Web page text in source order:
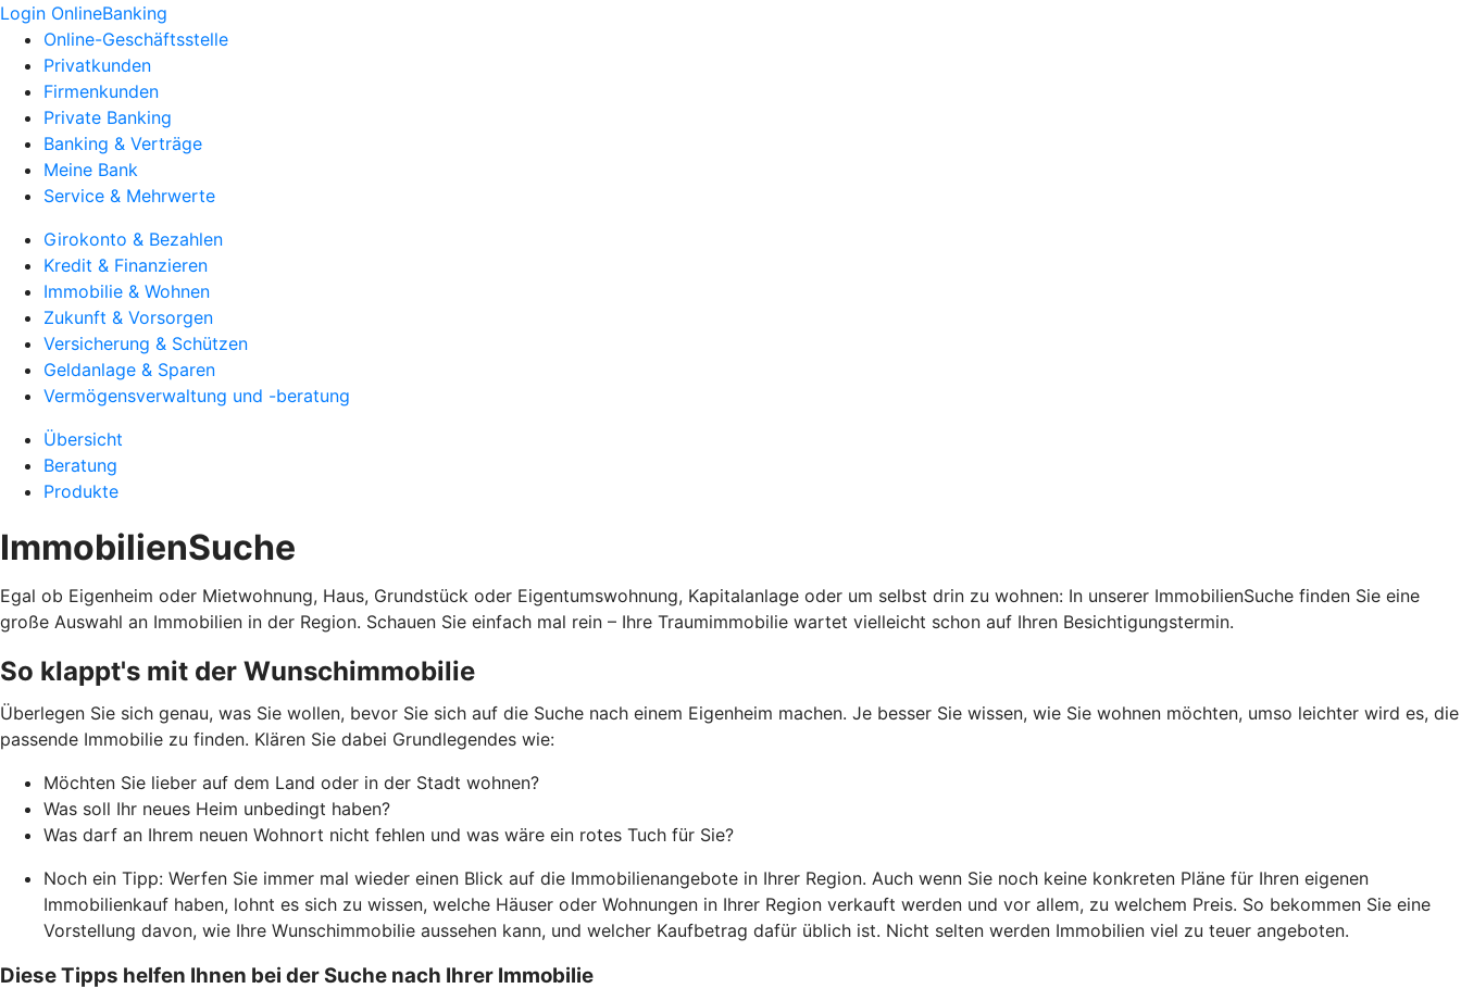
Login OnlineBanking
Online-Geschäftsstelle
Privatkunden
Firmenkunden
Private Banking
Banking & Verträge
Meine Bank
Service & Mehrwerte
Girokonto & Bezahlen
Kredit & Finanzieren
Immobilie & Wohnen
Zukunft & Vorsorgen
Versicherung & Schützen
Geldanlage & Sparen
Vermögensverwaltung und -beratung
Übersicht
Beratung
Produkte
ImmobilienSuche
Egal ob Eigenheim oder Mietwohnung, Haus, Grundstück oder Eigentumswohnung, Kapitalanlage oder um selbst drin zu wohnen: In unserer ImmobilienSuche finden Sie eine
große Auswahl an Immobilien in der Region. Schauen Sie einfach mal rein – Ihre Traumimmobilie wartet vielleicht schon auf Ihren Besichtigungstermin.
So klappt's mit der Wunschimmobilie
Überlegen Sie sich genau, was Sie wollen, bevor Sie sich auf die Suche nach einem Eigenheim machen. Je besser Sie wissen, wie Sie wohnen möchten, umso leichter wird es, die
passende Immobilie zu finden. Klären Sie dabei Grundlegendes wie:
Möchten Sie lieber auf dem Land oder in der Stadt wohnen?
Was soll Ihr neues Heim unbedingt haben?
Was darf an Ihrem neuen Wohnort nicht fehlen und was wäre ein rotes Tuch für Sie?
Noch ein Tipp: Werfen Sie immer mal wieder einen Blick auf die Immobilienangebote in Ihrer Region. Auch wenn Sie noch keine konkreten Pläne für Ihren eigenen
Immobilienkauf haben, lohnt es sich zu wissen, welche Häuser oder Wohnungen in Ihrer Region verkauft werden und vor allem, zu welchem Preis. So bekommen Sie eine
Vorstellung davon, wie Ihre Wunschimmobilie aussehen kann, und welcher Kaufbetrag dafür üblich ist. Nicht selten werden Immobilien viel zu teuer angeboten.
Diese Tipps helfen Ihnen bei der Suche nach Ihrer Immobilie